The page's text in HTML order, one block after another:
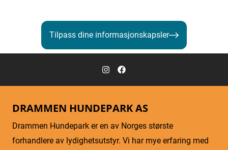
Tilpass dine informasjonskapsler
DRAMMEN HUNDEPARK AS
Drammen Hundepark er en av Norges største
forhandlere av lydighetsutstyr. Vi har mye erfaring med